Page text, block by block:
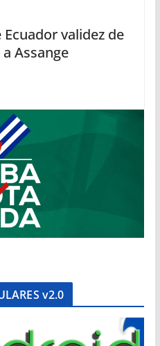
validez de
Assange
v2.0